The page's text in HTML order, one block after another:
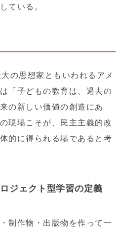
ている。
の思想家ともいわれるアメ
「子どもの教育は、過去の
の新しい価値の創造にあ
現場こそが、民主主義的改
的に得られる場であると考
ジェクト型学習の定義
制作物・出版物を作って一